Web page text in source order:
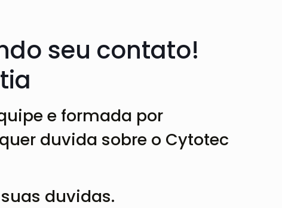
seu contato!
e formada por
duvida sobre o Cytotec
duvidas.